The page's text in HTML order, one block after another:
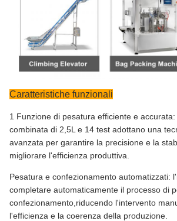
Caratteristiche funzionali
1 Funzione di pesatura efficiente e accurata:
combinata di 2,5L e 14 test adottano una
avanzata per garantire la precisione e la
migliorare l'efficienza produttiva.
Pesatura e confezionamento automatizzati:
completare automaticamente il processo di
confezionamento,riducendo l'intervento
l'efficienza e la coerenza della produzione.